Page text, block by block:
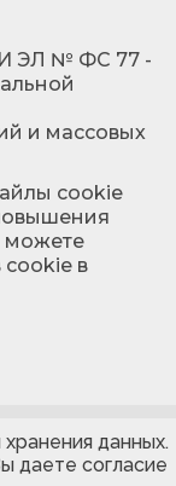
ЭЛ № ФС 77 -
и массовых
cookie
можете
cookie в
данных.
даете согласие